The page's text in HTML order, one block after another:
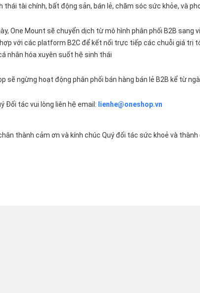
thái tài chính, bất động sản, bán lẻ, chăm sóc sức khỏe, và
One Mount sẽ chuyển dịch từ mô hình phân phối B2B
với các platform B2C để kết nối trực tiếp các chuỗi giá trị
nhân hóa xuyên suốt hệ sinh thái
sẽ ngừng hoạt động phân phối bán hàng bán lẻ B2B kể từ
Đối tác vui lòng liên hệ email: lienhe@oneshop.vn
thành cảm ơn và kính chúc Quý đối tác sức khoẻ và thành